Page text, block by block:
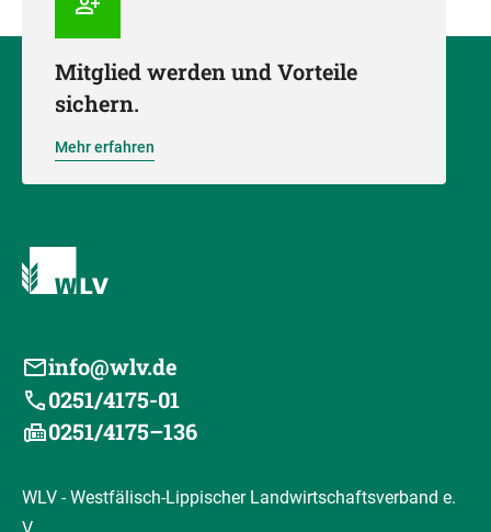
Mitglied werden und Vorteile
sichern.
Mehr erfahren
info@wlv.de
0251/4175-01
0251/4175–136
WLV - Westfälisch-Lippischer Landwirtschaftsverband e.